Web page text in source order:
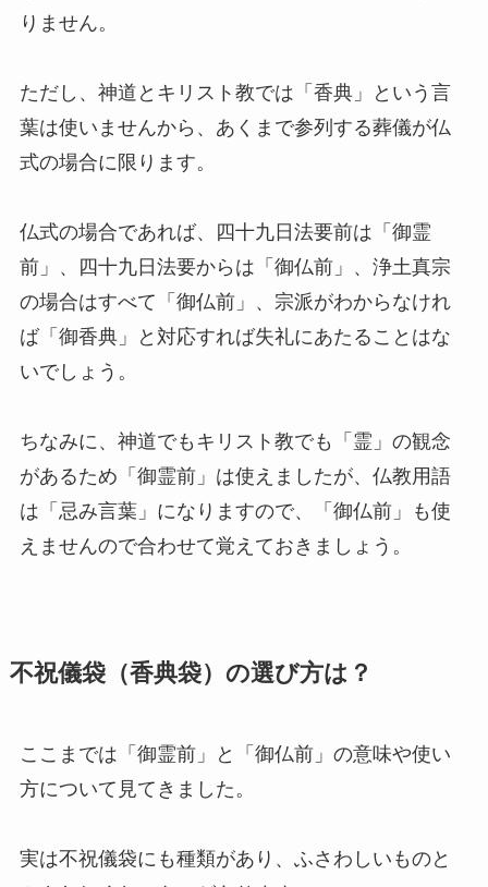
りません。
ただし、神道とキリスト教では「香典」という言
葉は使いませんから、あくまで参列する葬儀が仏
式の場合に限ります。
仏式の場合であれば、四十九日法要前は「御霊
前」、四十九日法要からは「御仏前」、浄土真宗
の場合はすべて「御仏前」、宗派がわからなけれ
ば「御香典」と対応すれば失礼にあたることはな
いでしょう。
ちなみに、神道でもキリスト教でも「霊」の観念
があるため「御霊前」は使えましたが、仏教用語
は「忌み言葉」になりますので、「御仏前」も使
えませんので合わせて覚えておきましょう。
不祝儀袋（香典袋）の選び方は？
ここまでは「御霊前」と「御仏前」の意味や使い
方について見てきました。
実は不祝儀袋にも種類があり、ふさわしいものと